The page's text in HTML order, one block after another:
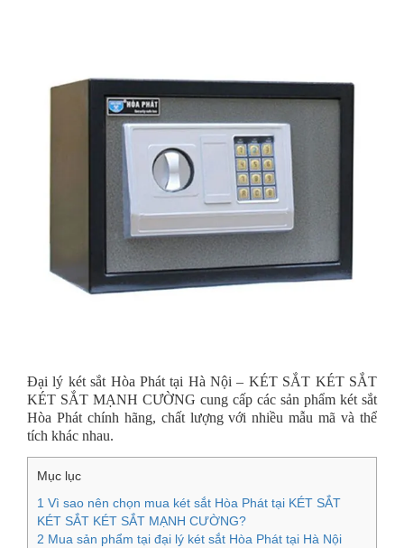
Đại lý két sắt Hòa Phát tại Hà Nội – KÉT SẮT KÉT SẮT
KÉT SẮT MẠNH CƯỜNG cung cấp các sản phẩm két sắt
Hòa Phát chính hãng, chất lượng với nhiều mẫu mã và thể
tích khác nhau.
Mục lục
1 Vì sao nên chọn mua két sắt Hòa Phát tại KÉT SẮT
KÉT SẮT KÉT SẮT MẠNH CƯỜNG?
2 Mua sản phẩm tại đại lý két sắt Hòa Phát tại Hà Nội